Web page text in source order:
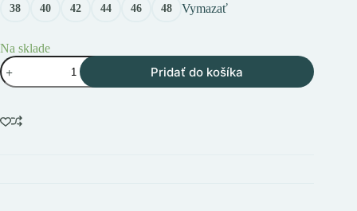
38 40 42 44 46 48 Vymazať
Na sklade
množstvo
Deerhunter
Lady
-
Green
Pridať do košíka